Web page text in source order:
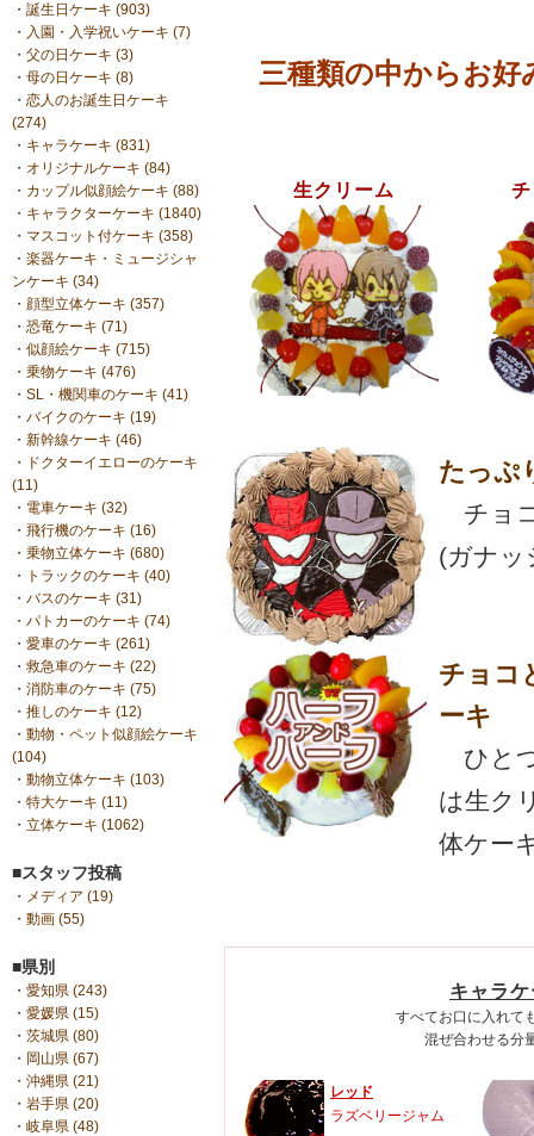
・ 誕生日ケーキ (903)
・ 入園・入学祝いケーキ (7)
・ 父の日ケーキ (3)
・ 母の日ケーキ (8)
・ 恋人のお誕生日ケーキ
(274)
・ キャラケーキ (831)
・ オリジナルケーキ (84)
・ カップル似顔絵ケーキ (88)
・ キャラクターケーキ (1840)
・ マスコット付ケーキ (358)
・ 楽器ケーキ・ミュージシャ
ンケーキ (34)
・ 顔型立体ケーキ (357)
・ 恐竜ケーキ (71)
・ 似顔絵ケーキ (715)
・ 乗物ケーキ (476)
・ SL・機関車のケーキ (41)
・ バイクのケーキ (19)
・ 新幹線ケーキ (46)
・
ドクターイエローのケーキ
(11)
・ 電車ケーキ (32)
・ 飛行機のケーキ (16)
・ 乗物立体ケーキ (680)
・
トラックのケーキ (40)
・ バスのケーキ (31)
・ パトカーのケーキ (74)
・ 愛車のケーキ (261)
・ 救急車のケーキ (22)
・ 消防車のケーキ (75)
・ 推しのケーキ (12)
・ 動物・ペット似顔絵ケーキ
(104)
・ 動物立体ケーキ (103)
・ 特大ケーキ (11)
・ 立体ケーキ (1062)
■スタッフ投稿
・ メディア (19)
・ 動画 (55)
■県別
・ 愛知県 (243)
・ 愛媛県 (15)
・ 茨城県 (80)
・ 岡山県 (67)
・ 沖縄県 (21)
・ 岩手県 (20)
・ 岐阜県 (48)
三種類の中からお
生クリーム
たっぷ
チョ
(ガナッ
チョコ
ーキ
ひと
は生ク
体ケー
キャラ
すべてお口に入れて
混ぜ合わせる分
レッド
ラズベリージャム